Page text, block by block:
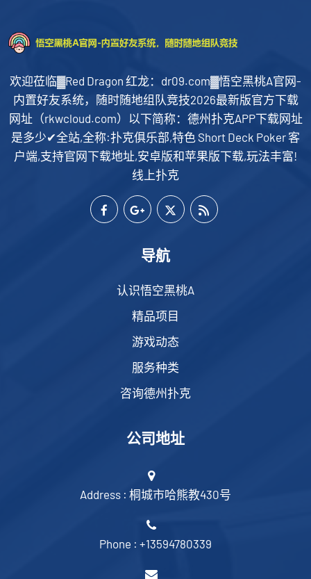
欢迎莅临▓Red Dragon 红龙：dr09.com▓悟空黑桃A官网-
内置好友系统，随时随地组队竞技2026最新版官方下载
网址（rkwcloud.com）以下简称：德州扑克APP下载网址
是多少✔全站,全称:扑克俱乐部,特色 Short Deck Poker 客
户端,支持官网下载地址,安卓版和苹果版下载,玩法丰富!
线上扑克
导航
认识悟空黑桃A
精品项目
游戏动态
服务种类
咨询德州扑克
公司地址
Address : 桐城市哈熊教430号
Phone : +13594780339